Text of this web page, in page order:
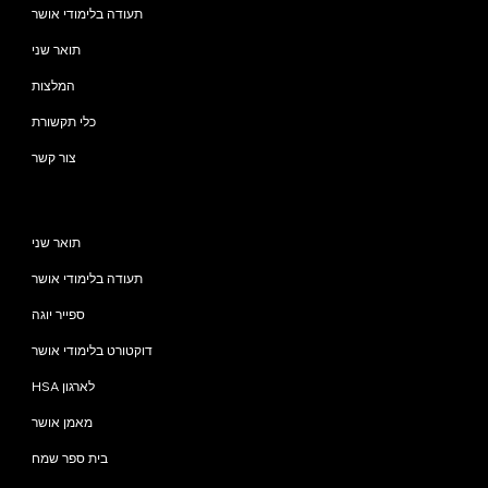
תעודה בלימודי אושר
תואר שני
המלצות
כלי תקשורת
צור קשר
תואר שני
תעודה בלימודי אושר
ספייר יוגה
דוקטורט בלימודי אושר
HSA לארגון
מאמן אושר
בית ספר שמח